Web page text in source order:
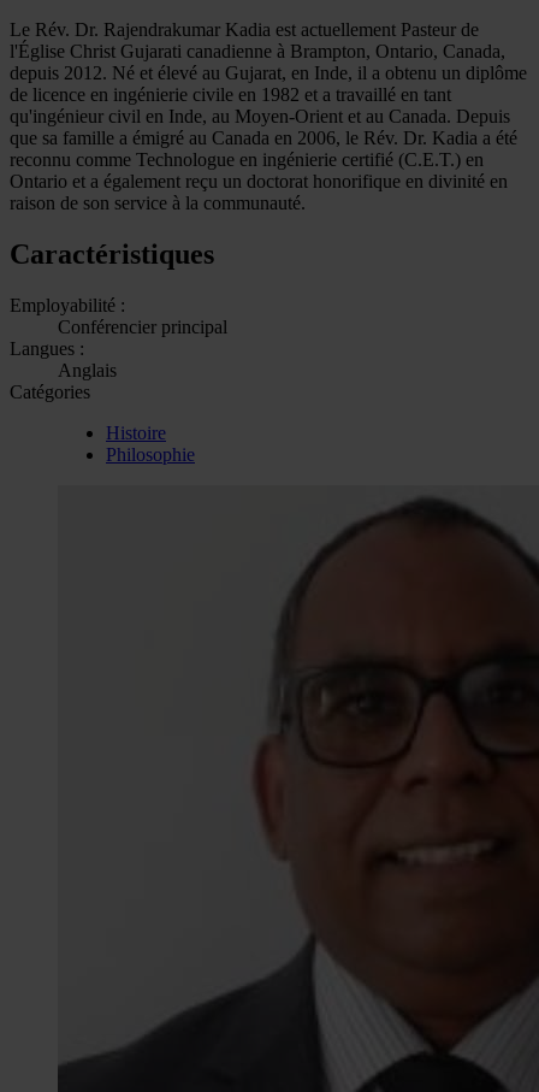
Le Rév. Dr. Rajendrakumar Kadia est actuellement Pasteur de
l'Église Christ Gujarati canadienne à Brampton, Ontario, Canada,
depuis 2012. Né et élevé au Gujarat, en Inde, il a obtenu un diplôme
de licence en ingénierie civile en 1982 et a travaillé en tant
qu'ingénieur civil en Inde, au Moyen-Orient et au Canada. Depuis
que sa famille a émigré au Canada en 2006, le Rév. Dr. Kadia a été
reconnu comme Technologue en ingénierie certifié (C.E.T.) en
Ontario et a également reçu un doctorat honorifique en divinité en
raison de son service à la communauté.
Caractéristiques
Employabilité :
Conférencier principal
Langues :
Anglais
Catégories
Histoire
Philosophie